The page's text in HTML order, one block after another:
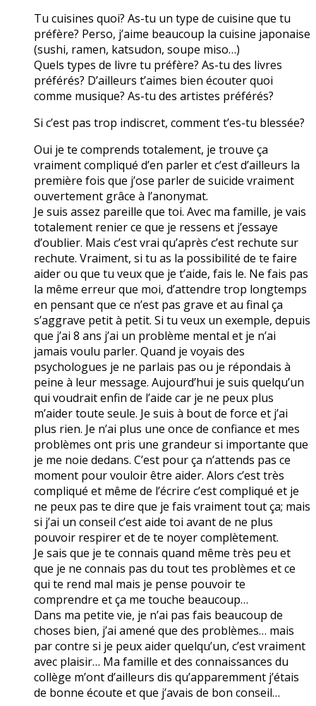
Tu cuisines quoi? As-tu un type de cuisine que tu
préfère? Perso, j’aime beaucoup la cuisine japonaise
(sushi, ramen, katsudon, soupe miso…)
Quels types de livre tu préfère? As-tu des livres
préférés? D’ailleurs t’aimes bien écouter quoi
comme musique? As-tu des artistes préférés?
Si c’est pas trop indiscret, comment t’es-tu blessée?
Oui je te comprends totalement, je trouve ça
vraiment compliqué d’en parler et c’est d’ailleurs la
première fois que j’ose parler de suicide vraiment
ouvertement grâce à l’anonymat.
Je suis assez pareille que toi. Avec ma famille, je vais
totalement renier ce que je ressens et j’essaye
d’oublier. Mais c’est vrai qu’après c’est rechute sur
rechute. Vraiment, si tu as la possibilité de te faire
aider ou que tu veux que je t’aide, fais le. Ne fais pas
la même erreur que moi, d’attendre trop longtemps
en pensant que ce n’est pas grave et au final ça
s’aggrave petit à petit. Si tu veux un exemple, depuis
que j’ai 8 ans j’ai un problème mental et je n’ai
jamais voulu parler. Quand je voyais des
psychologues je ne parlais pas ou je répondais à
peine à leur message. Aujourd’hui je suis quelqu’un
qui voudrait enfin de l’aide car je ne peux plus
m’aider toute seule. Je suis à bout de force et j’ai
plus rien. Je n’ai plus une once de confiance et mes
problèmes ont pris une grandeur si importante que
je me noie dedans. C’est pour ça n’attends pas ce
moment pour vouloir être aider. Alors c’est très
compliqué et même de l’écrire c’est compliqué et je
ne peux pas te dire que je fais vraiment tout ça; mais
si j’ai un conseil c’est aide toi avant de ne plus
pouvoir respirer et de te noyer complètement.
Je sais que je te connais quand même très peu et
que je ne connais pas du tout tes problèmes et ce
qui te rend mal mais je pense pouvoir te
comprendre et ça me touche beaucoup…
Dans ma petite vie, je n’ai pas fais beaucoup de
choses bien, j’ai amené que des problèmes… mais
par contre si je peux aider quelqu’un, c’est vraiment
avec plaisir… Ma famille et des connaissances du
collège m’ont d’ailleurs dis qu’apparemment j’étais
de bonne écoute et que j’avais de bon conseil…